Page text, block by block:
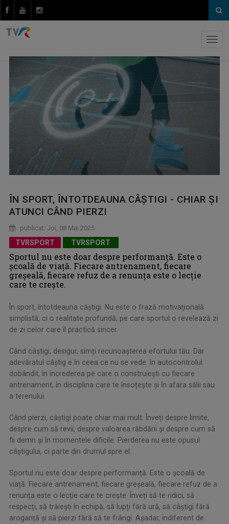
ÎN SPORT, ÎNTOTDEAUNA CÂȘTIGI - CHIAR ȘI
ATUNCI CÂND PIERZI
publicat: Joi, 08 Mai 2025
TVRSPORT TVRSPORT
Sportul nu este doar despre performanță. Este o
școală de viață. Fiecare antrenament, fiecare
greșeală, fiecare refuz de a renunța este o lecție
care te crește.
În sport, întotdeauna câștigi. Nu este o frază motivațională
simplistă, ci o realitate profundă, pe care sportul o revelează zi
de zi celor care îl practică sincer.
Când câștigi, desigur, simți recunoașterea efortului tău. Dar
adevăratul câștig e în ceea ce nu se vede: în autocontrolul
dobândit, în încrederea pe care o construiești cu fiecare
antrenament, în disciplina care te însoțește și în afara sălii sau
a terenului.
Când pierzi, câștigi poate chiar mai mult. Înveți despre limite,
despre cum să revii, despre valoarea răbdării și despre cum să
fii demn și în momentele dificile. Pierderea nu este opusul
câștigului, ci parte din drumul spre el.
Sportul nu este doar despre performanță. Este o școală de
viață. Fiecare antrenament, fiecare greșeală, fiecare refuz de a
renunța este o lecție care te crește. Înveți să te ridici, să
respecți, să trăiești în echipă, să lupți fără ură, să câștigi fără
aroganță și să pierzi fără să te frângi. Așadar, indiferent de